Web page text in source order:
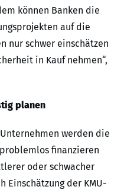
können Banken die
auf die
nur schwer einschätzen
in Kauf nehmen“,
planen
werden die
finanzieren
oder schwacher
Einschätzung der KMU-